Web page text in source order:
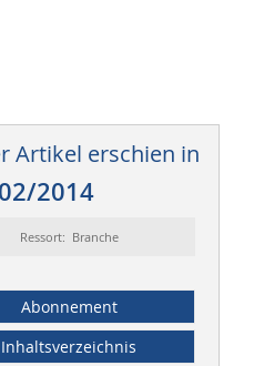
Artikel erschien in
2014
Ressort: Branche
Abonnement
Inhaltsverzeichnis